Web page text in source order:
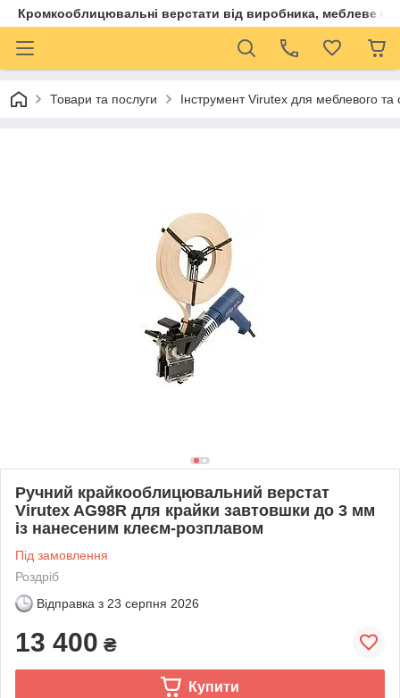
Кромкооблицювальні верстати від виробника, меблеве
Товари та послуги Інструмент Virutex для меблевого та
Ручний крайкооблицювальний верстат
Virutex AG98R для крайки завтовшки до 3 мм
із нанесеним клеєм-розплавом
Під замовлення
Роздріб
Відправка з 23 серпня 2026
13 400 ₴
Купити